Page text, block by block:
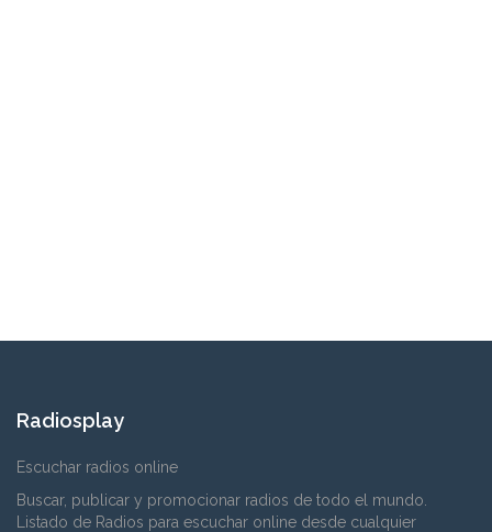
Radiosplay
Escuchar radios online
Buscar, publicar y promocionar radios de todo el mundo.
Listado de Radios para escuchar online desde cualquier